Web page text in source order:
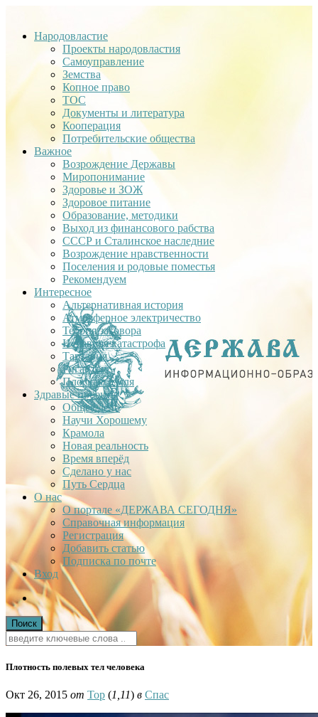
Народовластие
Проекты народовластия
Самоуправление
Земства
Копное право
ТОС
Документы и литература
Кооперация
Потребительские общества
Важное
Возрождение Державы
Миропонимание
Здоровье и ЗОЖ
Здоровое питание
Образование, методики
Выход из финансового рабства
СССР и Сталинское наследние
Возрождение нравственности
Поселения и родовые поместья
Рекомендуем
Интересное
Альтернативная история
Атмосферное электричество
Теория заговора
Недавняя катастрофа
Тартария
Гиганты
Плоская Земля
Здравые проекты
Общее дело
Научи Хорошему
Крамола
Новая реальность
Время вперёд
Сделано у нас
Путь Сердца
О нас
О портале «ДЕРЖАВА СЕГОДНЯ»
Справочная информация
Регистрация
Добавить статью
Подписка по почте
Вход
Плотность полевых тел человека
Окт 26, 2015 от Тор (1,11) в Спас